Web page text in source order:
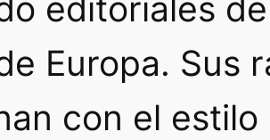
editoriales
Europa. Sus
con el